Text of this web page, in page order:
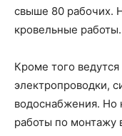
свыше 80 рабочих.
кровельные работы.
Кроме того
электропроводки,
водоснабжения. Но
работы по монтажу